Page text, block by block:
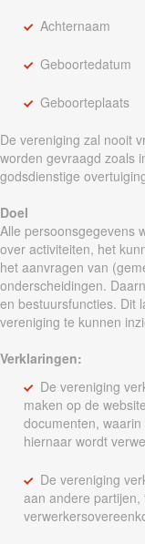
Achternaam
Geboortedatum
Geboorteplaats
De vereniging zal nooit
worden gevraagd zoals
godsdienstige
Doel
Alle persoonsgegevens
over activiteiten, het
het aanvragen van
onderscheidingen.
en bestuursfuncties. Dit
vereniging te kunnen
Verklaringen:
De vereniging
maken op de
documenten,
hiernaar wordt
De vereniging
aan andere